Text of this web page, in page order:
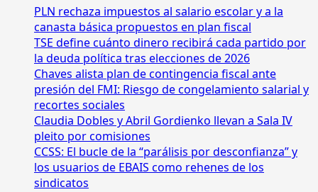
PLN rechaza impuestos al salario escolar y a la
canasta básica propuestos en plan fiscal
TSE define cuánto dinero recibirá cada partido por
la deuda política tras elecciones de 2026
Chaves alista plan de contingencia fiscal ante
presión del FMI: Riesgo de congelamiento salarial y
recortes sociales
Claudia Dobles y Abril Gordienko llevan a Sala IV
pleito por comisiones
CCSS: El bucle de la “parálisis por desconfianza” y
los usuarios de EBAIS como rehenes de los
sindicatos